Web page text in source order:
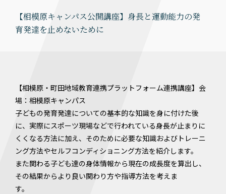
【相模原キャンパス公開講座】身長と運動能力の発
育発達を止めないために
【相模原・町田地域教育連携プラットフォーム連携講座】会
場：相模原キャンパス
子どもの発育発達についての基本的な知識を身に付けた後
に、実際にスポーツ現場などで行われている身長が止まりに
くくなる方法に加え、そのために必要な知識およびトレーニ
ング方法やセルフコンディショニング方法を紹介します。
また関わる子ども達の身体情報から現在の成長度を算出し、
その結果からより良い関わり方や指導方法を考えま
す。